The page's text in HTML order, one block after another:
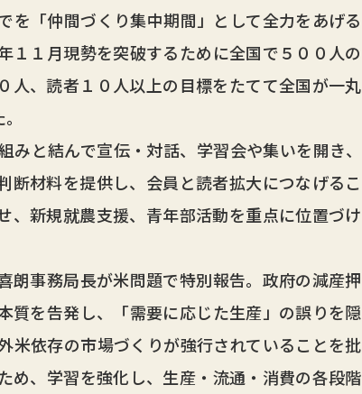
を「仲間づくり集中期間」として全力をあげる
１１月現勢を突破するために全国で５００人の
人、読者１０人以上の目標をたてて全国が一丸
と結んで宣伝・対話、学習会や集いを開き、
断材料を提供し、会員と読者拡大につなげるこ
、新規就農支援、青年部活動を重点に位置づけ
事務局長が米問題で特別報告。政府の減産押
質を告発し、「需要に応じた生産」の誤りを隠
米依存の市場づくりが強行されていることを批
め、学習を強化し、生産・流通・消費の各段階